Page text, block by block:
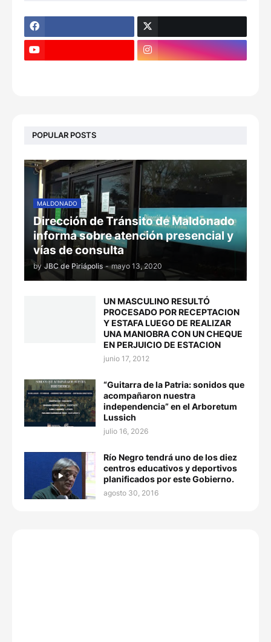
POPULAR POSTS
MALDONADO
Dirección de Tránsito de Maldonado
informa sobre atención presencial y
vías de consulta
by JBC de Piriápolis - mayo 13, 2020
UN MASCULINO RESULTÓ
PROCESADO POR RECEPTACION
Y ESTAFA LUEGO DE REALIZAR
UNA MANIOBRA CON UN CHEQUE
EN PERJUICIO DE ESTACION
junio 17, 2012
“Guitarra de la Patria: sonidos que
acompañaron nuestra
independencia” en el Arboretum
Lussich
julio 16, 2026
Río Negro tendrá uno de los diez
centros educativos y deportivos
planificados por este Gobierno.
agosto 30, 2016